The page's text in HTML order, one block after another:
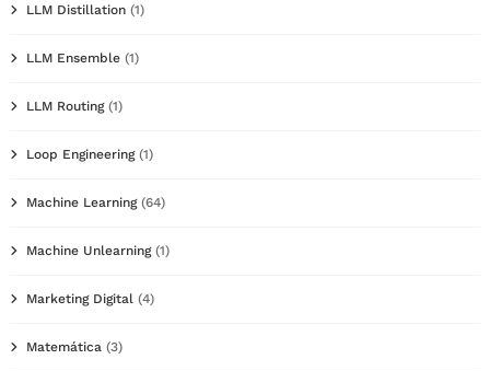
LLM Distillation (1)
LLM Ensemble (1)
LLM Routing(1)
Loop Engineering(1)
Machine Learning(64)
Machine Unlearning(1)
Marketing Digital (4)
Matemática (3)